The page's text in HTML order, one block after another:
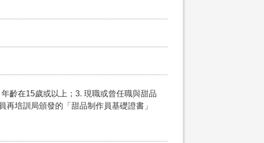
齡在15歲或以上；3. 現職或曾任職與甜品
培訓局頒發的「甜品制作員基礎證書」